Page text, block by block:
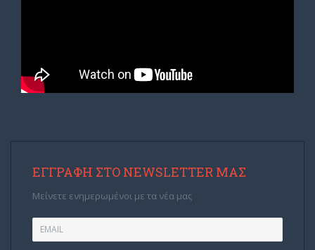
ΕΓΓΡΑΦΉ ΣΤΟ NEWSLETTER ΜΑΣ
Μείνετε ενημερωμένοι με τα νέα μας